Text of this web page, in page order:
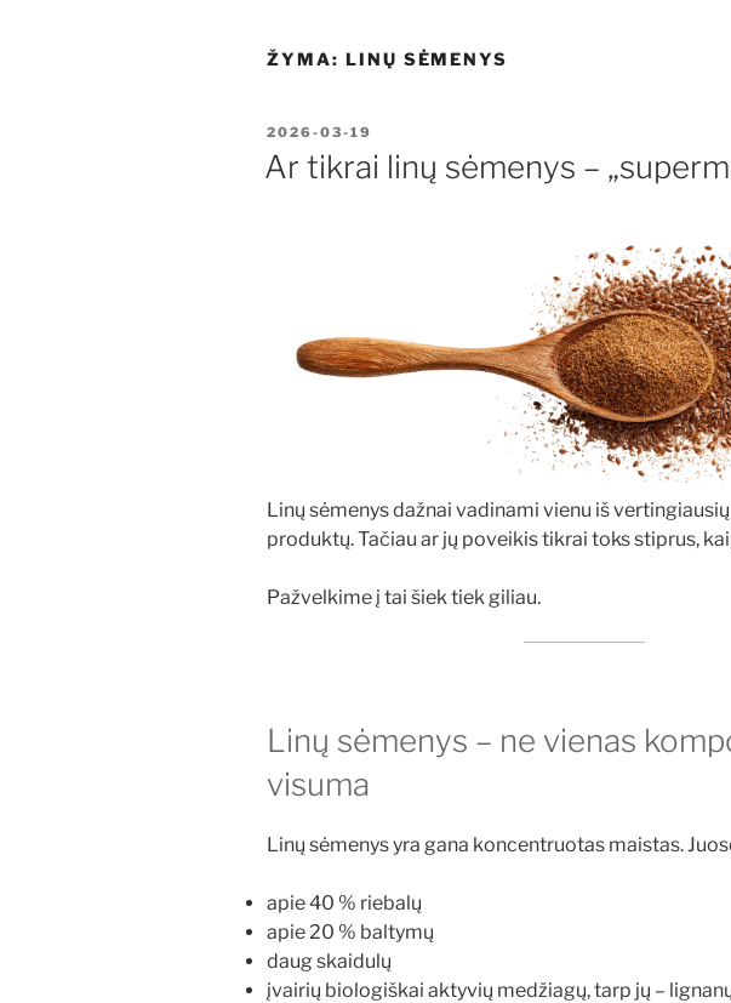
ŽYMA: LINŲ SĖMENYS
PASKELBTA
2026-03-19
Ar tikrai linų sėmenys –
Linų sėmenys dažnai vadinami vienu iš
produktų. Tačiau ar jų poveikis tikrai toks stiprus,
Pažvelkime į tai šiek tiek giliau.
Linų sėmenys – ne vienas
visuma
Linų sėmenys yra gana koncentruotas maistas.
apie 40 % riebalų
apie 20 % baltymų
daug skaidulų
įvairių biologiškai aktyvių medžiagų, tarp jų –